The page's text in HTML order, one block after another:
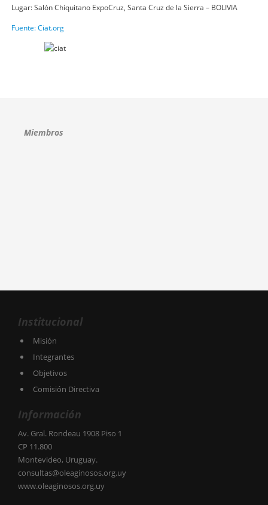
Lugar: Salón Chiquitano ExpoCruz, Santa Cruz de la Sierra – BOLIVIA
Fuente: Ciat.org
Miembros
Institucional
Misión
Integrantes
Objetivos
Comisión Directiva
Información
Av. Gral. Rondeau 1908 Piso 1
CP 11.800
Montevideo, Uruguay.
consultas@oleaginosos.org.uy
www.oleaginosos.org.uy